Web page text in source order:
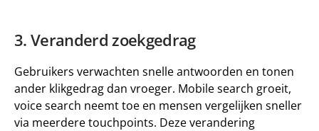
3. Veranderd zoekgedrag
Gebruikers verwachten snelle antwoorden en tonen
ander klikgedrag dan vroeger. Mobile search groeit,
voice search neemt toe en mensen vergelijken sneller
via meerdere touchpoints. Deze verandering